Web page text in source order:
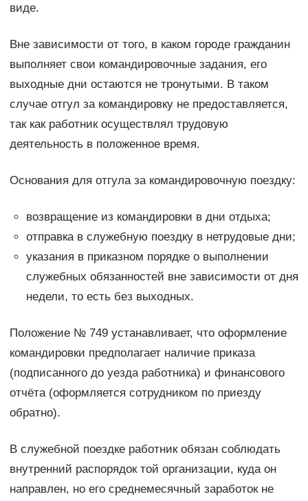
виде.
Вне зависимости от того, в каком городе гражданин
выполняет свои командировочные задания, его
выходные дни остаются не тронутыми. В таком
случае отгул за командировку не предоставляется,
так как работник осуществлял трудовую
деятельность в положенное время.
Основания для отгула за командировочную поездку:
возвращение из командировки в дни отдыха;
отправка в служебную поездку в нетрудовые дни;
указания в приказном порядке о выполнении
служебных обязанностей вне зависимости от дня
недели, то есть без выходных.
Положение № 749 устанавливает, что оформление
командировки предполагает наличие приказа
(подписанного до уезда работника) и финансового
отчёта (оформляется сотрудником по приезду
обратно).
В служебной поездке работник обязан соблюдать
внутренний распорядок той организации, куда он
направлен, но его среднемесячный заработок не